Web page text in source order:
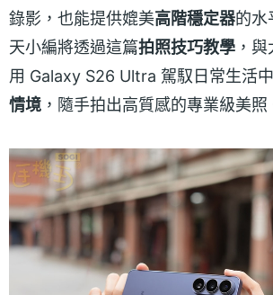
錄影，也能提供媲美高階穩定器的水
天小編將透過這篇拍照技巧教學 ，
用 Galaxy S26 Ultra 駕馭日常生活
情境 ，隨手拍出高質感的專業級美照